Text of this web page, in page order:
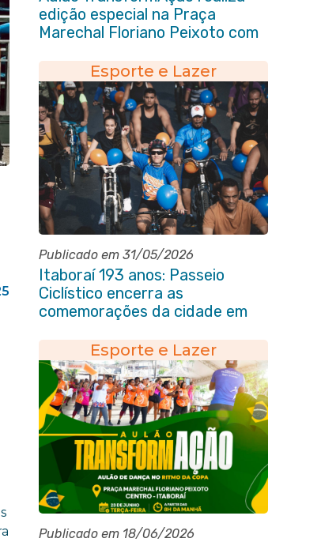
edição especial na Praça
Marechal Floriano Peixoto com
Esporte e Lazer
Publicado em 31/05/2026
Itaboraí 193 anos: Passeio
Ciclístico encerra as
comemorações da cidade em
Esporte e Lazer
Publicado em 18/06/2026